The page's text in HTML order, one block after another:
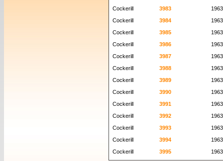
Cockerill
3983
1963
Cockerill
3984
1963
Cockerill
3985
1963
Cockerill
3986
1963
Cockerill
3987
1963
Cockerill
3988
1963
Cockerill
3989
1963
Cockerill
3990
1963
Cockerill
3991
1963
Cockerill
3992
1963
Cockerill
3993
1963
Cockerill
3994
1963
Cockerill
3995 1963